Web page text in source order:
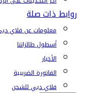
روابط ذات صلة
معلومات عن فلاي
أسطول طائراتنا
الأخبار
الفاتورة الضريبية
فلاي دبي للشحن